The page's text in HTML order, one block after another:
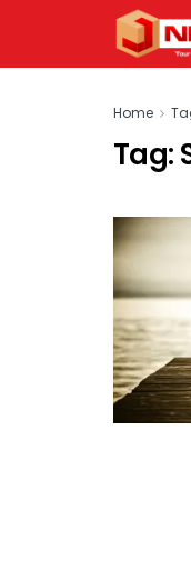
Home
Tag: